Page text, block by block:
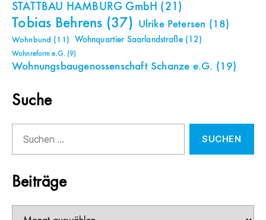
STATTBAU HAMBURG GmbH (21)
Tobias Behrens (37) Ulrike Petersen (18)
Wohnbund (11) Wohnquartier Saarlandstraße(12)
Wohnreform e.G.(9)
Wohnungsbaugenossenschaft Schanze e.G. (19)
Suche
nach:
Beiträge